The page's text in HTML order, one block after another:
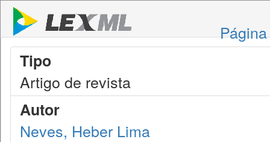
Tipo
Artigo de revista
Autor
Neves, Heber Lima